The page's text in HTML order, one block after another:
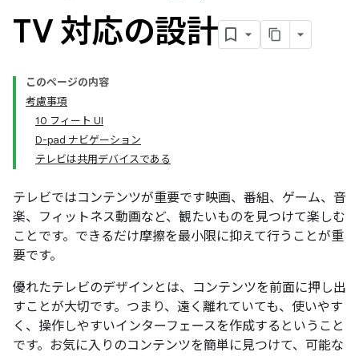
TV 対応の設計
このページの内容
考慮事項
10 フィート UI
D-pad ナビゲーション
テレビは共用デバイスである
テレビではコンテンツが重要です映画、番組、ゲーム、音
楽、フィットネス動画など、観たいものを見つけて楽しむ
ことです。できるだけ摩擦を最小限に抑えて行うことが重
要です。
優れたテレビのデザインとは、コンテンツを前面に押し出
すことが大切です。つまり、遠く離れていても、使いやす
く、操作しやすいインターフェースを作成するということ
です。お気に入りのコンテンツを簡単に見つけて、可能な